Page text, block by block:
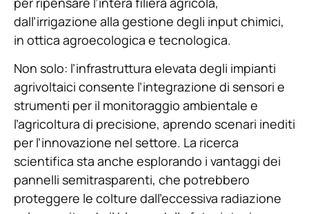
dall’irrigazione alla gestione degli input chimici,
in ottica agroecologica e tecnologica.
Non solo: l’infrastruttura elevata degli impianti
agrivoltaici consente l’integrazione di sensori e
strumenti per il monitoraggio ambientale e
l’agricoltura di precisione, aprendo scenari inediti
per l’innovazione nel settore. La ricerca
scientifica sta anche esplorando i vantaggi dei
pannelli semitrasparenti, che potrebbero
proteggere le colture dall’eccessiva radiazione